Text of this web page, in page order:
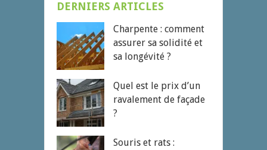
DERNIERS ARTICLES
Charpente : comment
assurer sa solidité et
sa longévité ?
Quel est le prix d’un
ravalement de façade
?
Souris et rats :